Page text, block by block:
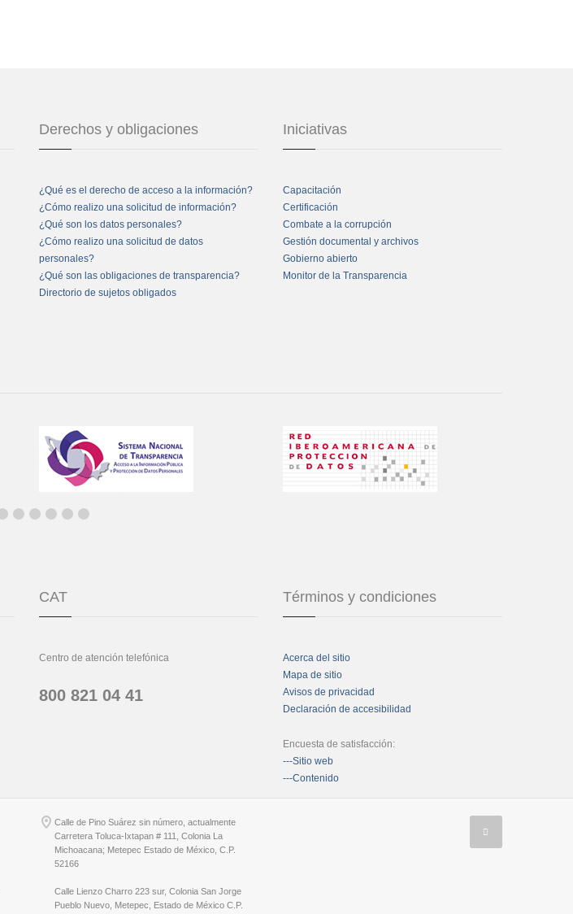
Derechos y obligaciones
¿Qué es el derecho de acceso a la información?
¿Cómo realizo una solicitud de información?
¿Qué son los datos personales?
¿Cómo realizo una solicitud de datos
personales?
¿Qué son las obligaciones de transparencia?
Directorio de sujetos obligados
Iniciativas
Capacitación
Certificación
Combate a la corrupción
Gestión documental y archivos
Gobierno abierto
Monitor de la Transparencia
CAT
Centro de atención telefónica
800 821 04 41
Términos y condiciones
Acerca del sitio
Mapa de sitio
Avisos de privacidad
Declaración de accesibilidad
Encuesta de satisfacción:
---Sitio web
---Contenido
Calle de Pino Suárez sin número, actualmente
Carretera Toluca-Ixtapan # 111, Colonia La
Michoacana; Metepec Estado de México, C.P.
52166
Calle Lienzo Charro 223 sur, Colonia San Jorge
Pueblo Nuevo, Metepec, Estado de México C.P.